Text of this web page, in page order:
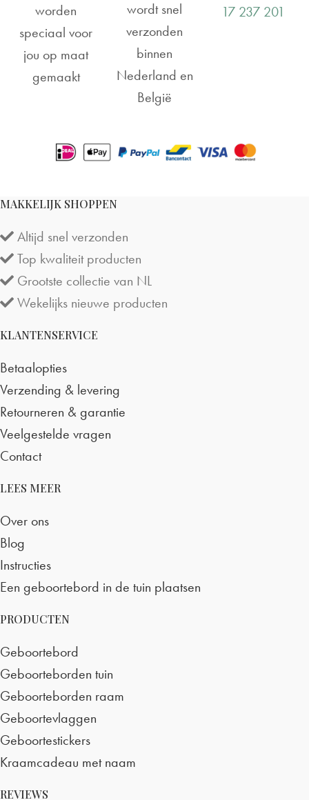
worden
speciaal voor
jou op maat
gemaakt
wordt snel
verzonden
binnen
Nederland en
België
17 237 201
MAKKELIJK SHOPPEN
Altijd snel verzonden
Top kwaliteit producten
Grootste collectie van NL
Wekelijks nieuwe producten
KLANTENSERVICE
Betaalopties
Verzending & levering
Retourneren & garantie
Veelgestelde vragen
Contact
LEES MEER
Over ons
Blog
Instructies
Een geboortebord in de tuin plaatsen
PRODUCTEN
Geboortebord
Geboorteborden tuin
Geboorteborden raam
Geboortevlaggen
Geboortestickers
Kraamcadeau met naam
REVIEWS